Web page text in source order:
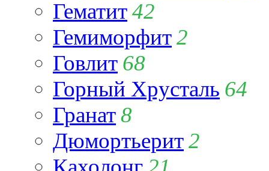
Гематит42
Гемиморфит2
Говлит 68
Горный Хрусталь 64
Гранат8
Дюмортьерит2